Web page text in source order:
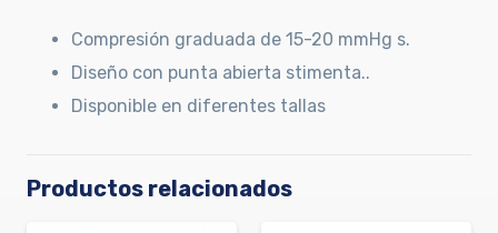
Compresión graduada de 15-20 mmHg s.
Diseño con punta abierta stimenta..
Disponible en diferentes tallas
Productos relacionados